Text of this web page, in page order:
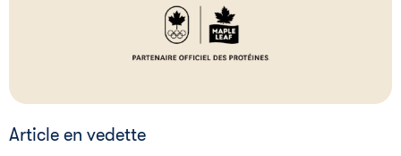
Article en vedette